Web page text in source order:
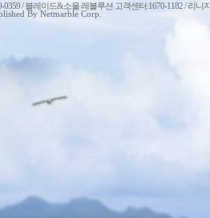
/ 블레이드&소울 레볼루션 고객센터:1670-1182 / 리니
By Netmarble Corp.